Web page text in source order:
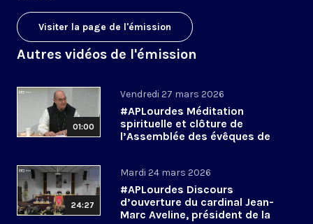
Visiter la page de l'émission
Autres vidéos de l'émission
01:00
Vendredi 27 mars 2026
#APLourdes Méditation
spirituelle et clôture de
l’Assemblée des évêques de
24:27
Mardi 24 mars 2026
#APLourdes Discours
d’ouverture du cardinal Jean-
Marc Aveline, président de la